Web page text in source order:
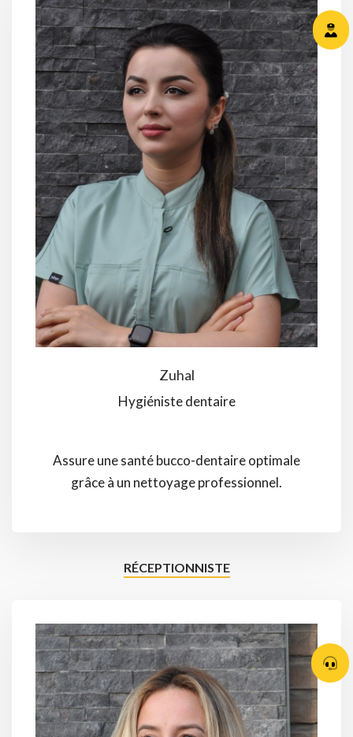
Zuhal
Hygiéniste dentaire
Assure une santé bucco-dentaire optimale
grâce à un nettoyage professionnel.
RÉCEPTIONNISTE